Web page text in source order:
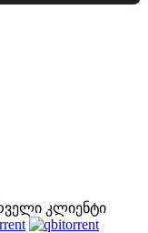
კლიენტი